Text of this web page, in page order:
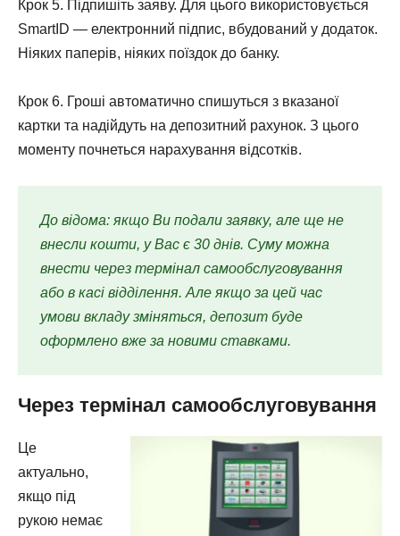
Крок 5. Підпишіть заяву. Для цього використовується
SmartID — електронний підпис, вбудований у додаток.
Ніяких паперів, ніяких поїздок до банку.
Крок 6. Гроші автоматично спишуться з вказаної
картки та надійдуть на депозитний рахунок. З цього
моменту почнеться нарахування відсотків.
До відома: якщо Ви подали заявку, але ще не
внесли кошти, у Вас є 30 днів. Суму можна
внести через термінал самообслуговування
або в касі відділення. Але якщо за цей час
умови вкладу зміняться, депозит буде
оформлено вже за новими ставками.
Через термінал самообслуговування
Це
актуально,
якщо під
рукою немає